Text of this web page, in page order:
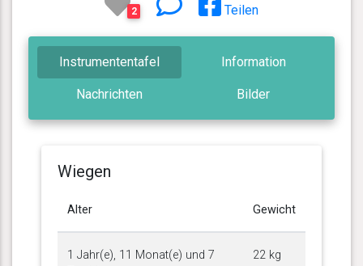
2 Teilen
Instrumententafel Information
Nachrichten Bilder
Wiegen
Alter Gewicht
1 Jahr(e), 11 Monat(e) und 7
22 kg